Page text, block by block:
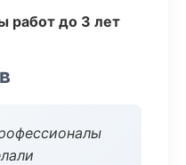
работ до 3 лет